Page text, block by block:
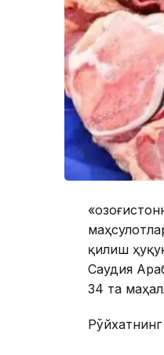
қилиш
Саудия
34 та